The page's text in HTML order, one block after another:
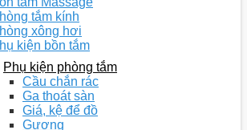
tắm kính
xông hơi
kiện bồn tắm
Phụ kiện phòng tắm
Cầu chắn rác
Ga thoát sàn
Giá, kệ để đồ
Gương